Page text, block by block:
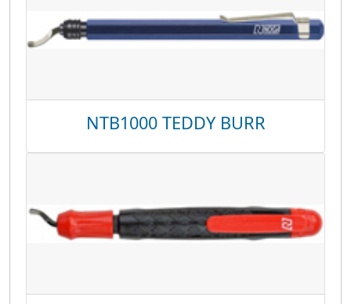
NTB1000 TEDDY BURR